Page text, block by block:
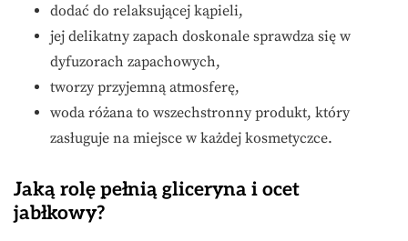
dodać do relaksującej kąpieli,
jej delikatny zapach doskonale sprawdza się w
dyfuzorach zapachowych,
tworzy przyjemną atmosferę,
woda różana to wszechstronny produkt, który
zasługuje na miejsce w każdej kosmetyczce.
Jaką rolę pełnią gliceryna i ocet
jabłkowy?